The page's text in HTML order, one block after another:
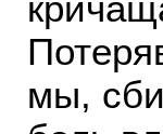
мы,